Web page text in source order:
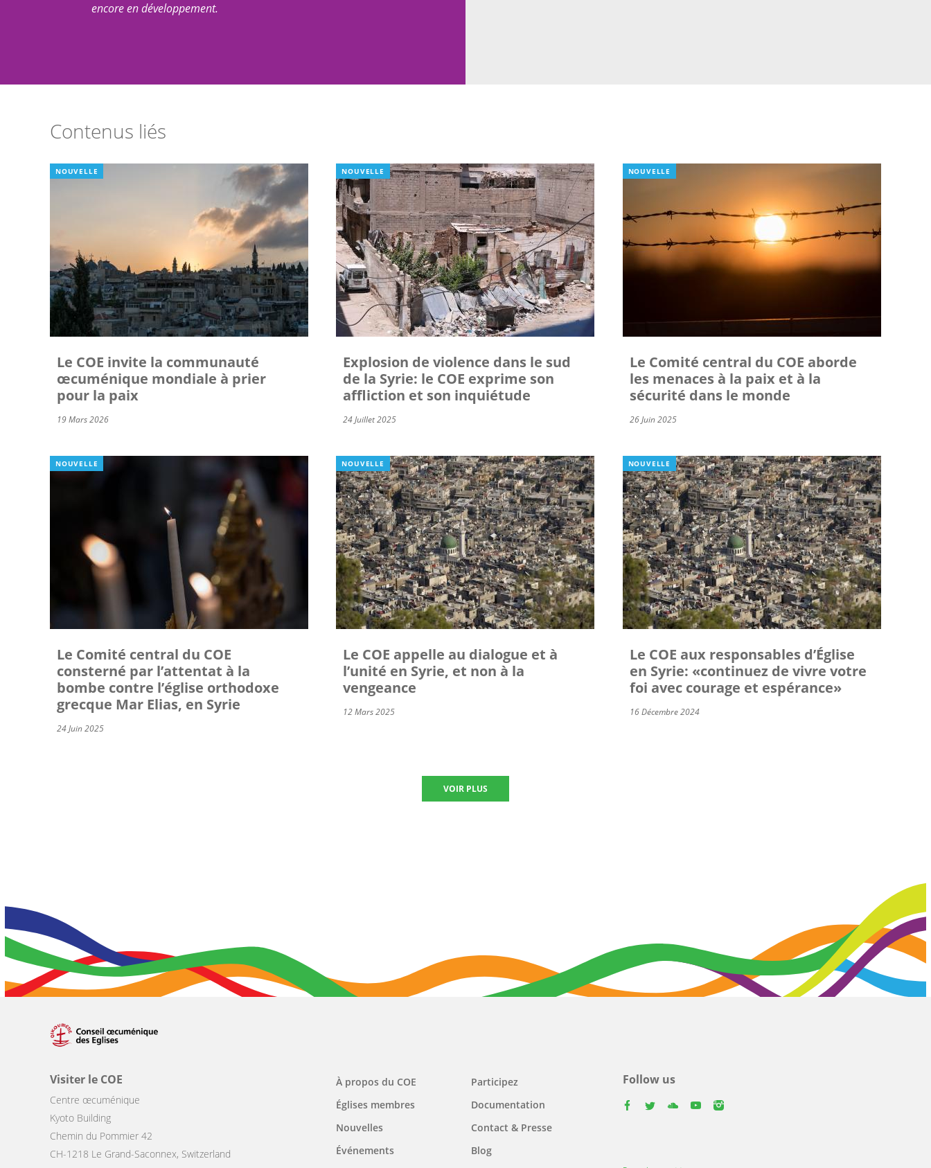
encore en développement.
Contenus liés
NOUVELLE
Le COE invite la communauté
œcuménique mondiale à prier
pour la paix
19 Mars 2026
NOUVELLE
Explosion de violence dans le sud
de la Syrie: le COE exprime son
affliction et son inquiétude
24 Juillet 2025
NOUVELLE
Le Comité central du COE aborde
les menaces à la paix et à la
sécurité dans le monde
26 Juin 2025
NOUVELLE
Le Comité central du COE
consterné par l’attentat à la
bombe contre l’église orthodoxe
grecque Mar Elias, en Syrie
24 Juin 2025
NOUVELLE
Le COE appelle au dialogue et à
l’unité en Syrie, et non à la
vengeance
12 Mars 2025
NOUVELLE
Le COE aux responsables d’Église
en Syrie: «continuez de vivre votre
foi avec courage et espérance»
16 Décembre 2024
VOIR PLUS
Visiter le COE
Centre œcuménique
Kyoto Building
Chemin du Pommier 42
CH-1218 Le Grand-Saconnex, Switzerland
Main
navigation
À propos du COE
Églises membres
Nouvelles
Événements
Participez
Documentation
Contact & Presse
Blog
Follow us